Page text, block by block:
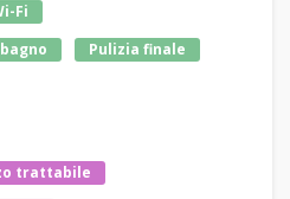
Fi
Pulizia finale
trattabile